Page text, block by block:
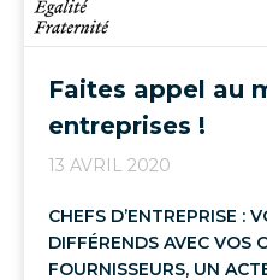
Faites appel au
entreprises !
13 AVRIL 2020
CHEFS D’ENTREPRISE :
DIFFÉRENDS AVEC VOS
FOURNISSEURS, UN